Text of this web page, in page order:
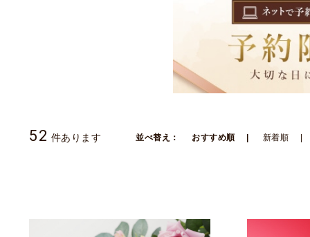
52 件あります 並べ替え： おすすめ順 新着順